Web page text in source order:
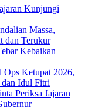
Kunjungi
Massa,
dan Terukur
Kebaikan
Ops Ketupat 2026,
dan Idul Fitri
Periksa Jajaran